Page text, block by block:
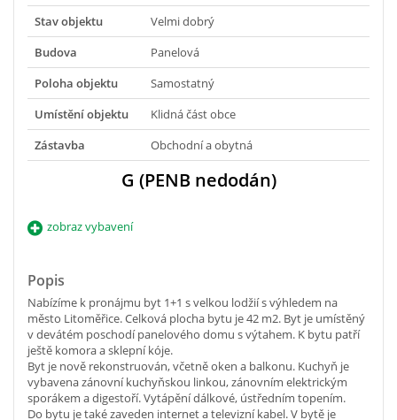
Stav objektu
Velmi dobrý
Budova
Panelová
Poloha objektu
Samostatný
Umístění objektu
Klidná část obce
Zástavba
Obchodní a obytná
G (PENB nedodán)
zobraz vybavení
Popis
Nabízíme k pronájmu byt 1+1 s velkou lodžií s výhledem na
město Litoměřice. Celková plocha bytu je 42 m2. Byt je umístěný
v devátém poschodí panelového domu s výtahem. K bytu patří
ještě komora a sklepní kóje.
Byt je nově rekonstruován, včetně oken a balkonu. Kuchyň je
vybavena zánovní kuchyňskou linkou, zánovním elektrickým
sporákem a digestoří. Vytápění dálkové, ústředním topením.
Do bytu je také zaveden internet a televizní kabel. V bytě je